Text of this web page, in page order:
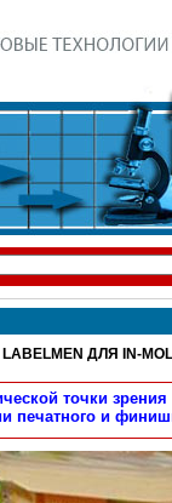
ДЛЯ IN-
точки зрения
печатного и